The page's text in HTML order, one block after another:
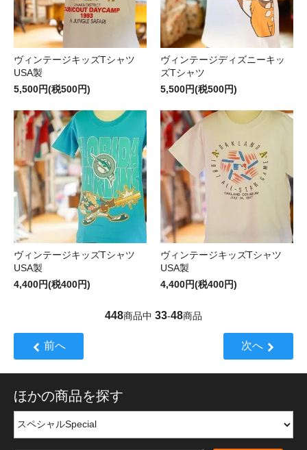
ヴィンテージキッズTシャツ
USA製
5,500円(税500円)
ヴィンテージディズニーキッ
ズTシャツ
5,500円(税500円)
ヴィンテージキッズTシャツ
USA製
4,400円(税400円)
ヴィンテージキッズTシャツ
USA製
4,400円(税400円)
448商品中 33-48商品
前へ 次へ
ほかの商品を探す